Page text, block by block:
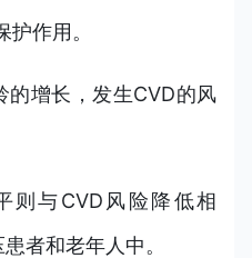
作用。
的增长，发生CVD的风
则与CVD风险降低相
者和老年人中。